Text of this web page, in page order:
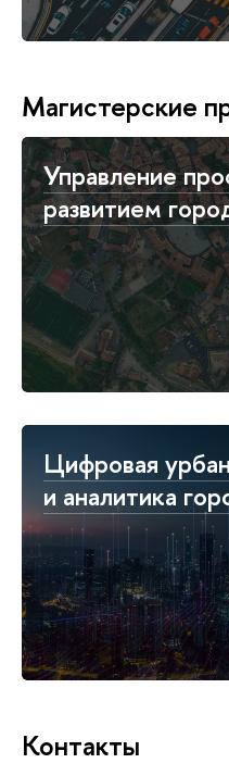
Магистерские
Управление
развитием
Цифровая
и аналитика
Контакты